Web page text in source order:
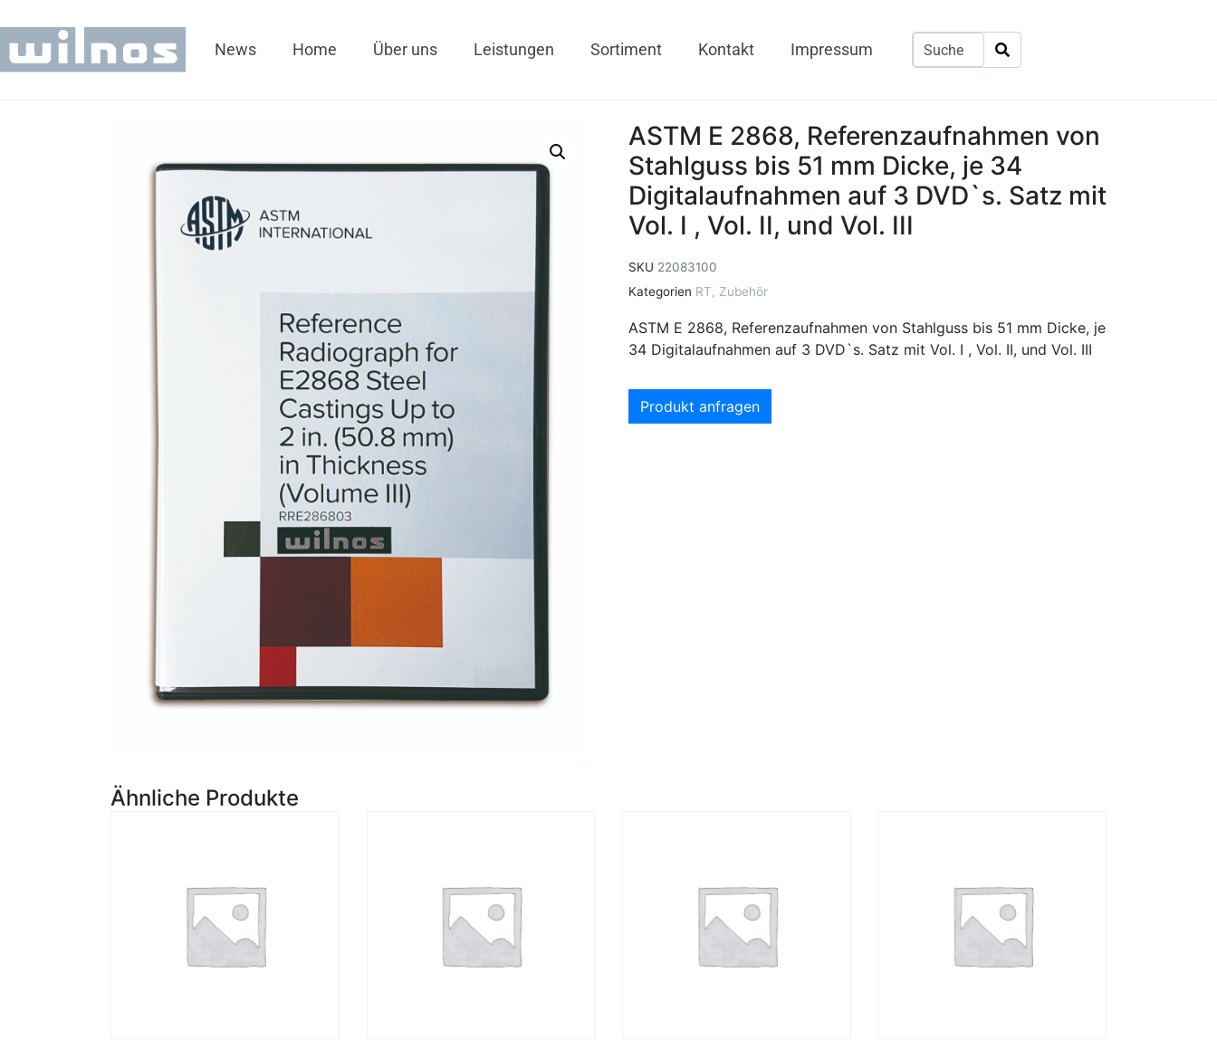
News Home Über uns Leistungen Sortiment Kontakt Impressum
ASTM E 2868, Referenzaufnahmen von
Stahlguss bis 51 mm Dicke, je 34
Digitalaufnahmen auf 3 DVD`s. Satz mit
Vol. I , Vol. II, und Vol. III
SKU 22083100
Kategorien RT, Zubehör
ASTM E 2868, Referenzaufnahmen von Stahlguss bis 51 mm Dicke, je
34 Digitalaufnahmen auf 3 DVD`s. Satz mit Vol. I , Vol. II, und Vol. III
Produkt anfragen
Ähnliche Produkte